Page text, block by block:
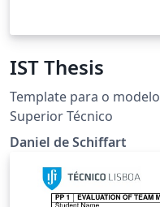
IST Thesis
Template para o
Superior Técnico
Daniel de Schiffart